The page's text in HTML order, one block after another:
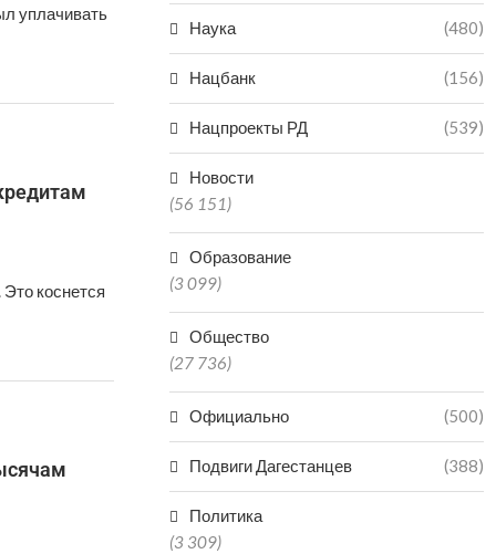
уплачивать
коснется
Наука (480)
Нацбанк (156)
Нацпроекты РД (539)
Новости
(56 151)
Образование
(3 099)
Общество
(27 736)
Официально (500)
Подвиги Дагестанцев (388)
Политика
(3 309)